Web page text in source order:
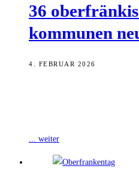
36
kom­mu­nen
4. FEBRUAR 2026
... weiter